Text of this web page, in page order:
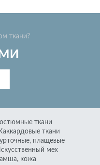
ткани?
ткани
ткани
плащевые
мех
кожа